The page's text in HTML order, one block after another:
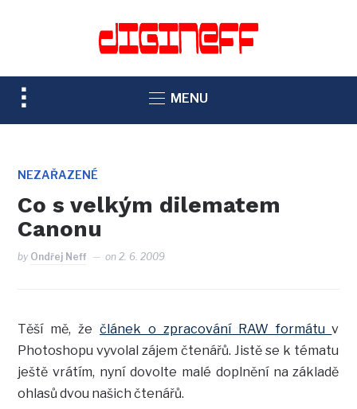
TOGGLE
SIDEBAR
NAVIGATION
MENU
NEZAŘAZENÉ
Co s velkým dilematem
Canonu
by Ondřej Neff on2. 6. 2009
Těší mě, žečlánek o zpracování RAW formátuv
Photoshopu vyvolal zájem čtenářů. Jistě se k tématu
ještě vrátím, nyní dovolte malé doplnění na základě
ohlasů dvou našich čtenářů.